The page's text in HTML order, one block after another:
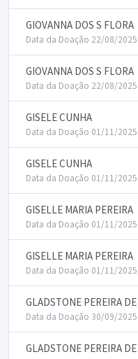
GIOVANNA DOS S FLORA
Data da Doação 22/08/2025
GIOVANNA DOS S FLORA
Data da Doação 22/08/2025
GISELE CUNHA
Data da Doação 01/11/2025
GISELE CUNHA
Data da Doação 01/11/2025
GISELLE MARIA PEREIRA
Data da Doação 01/11/2025
GISELLE MARIA PEREIRA
Data da Doação 01/11/2025
GLADSTONE PEREIRA
Data da Doação 30/09/2025
GLADSTONE PEREIRA